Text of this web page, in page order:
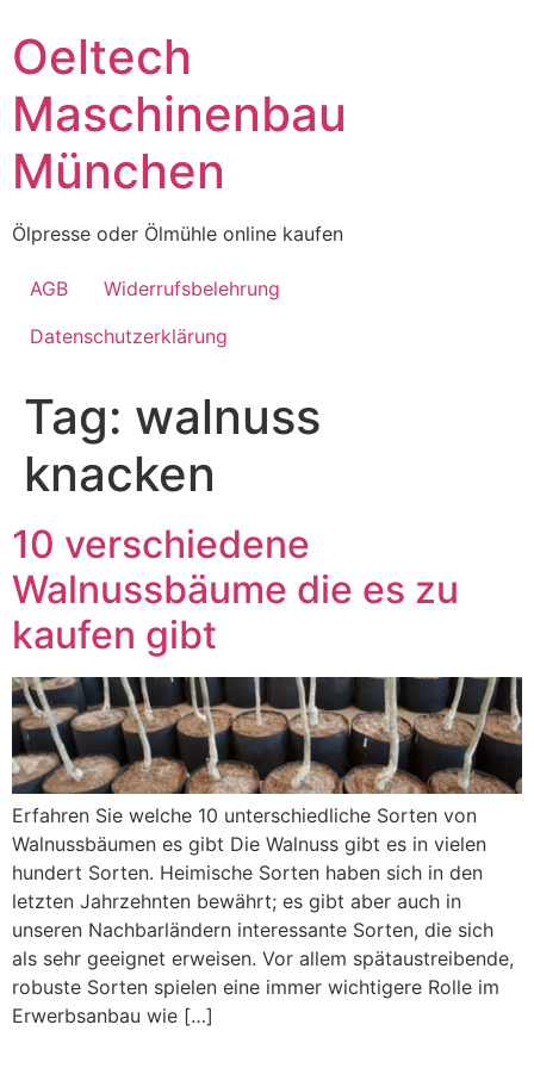
to
content
Oeltech
Maschinenbau
München
Ölpresse oder Ölmühle online kaufen
AGB
Widerrufsbelehrung
Datenschutzerklärung
Tag: walnuss
knacken
10 verschiedene
Walnussbäume die es zu
kaufen gibt
Erfahren Sie welche 10 unterschiedliche Sorten von
Walnussbäumen es gibt Die Walnuss gibt es in vielen
hundert Sorten. Heimische Sorten haben sich in den
letzten Jahrzehnten bewährt; es gibt aber auch in
unseren Nachbarländern interessante Sorten, die sich
als sehr geeignet erweisen. Vor allem spätaustreibende,
robuste Sorten spielen eine immer wichtigere Rolle im
Erwerbsanbau wie […]